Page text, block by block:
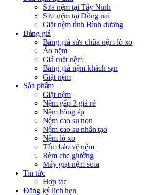
Sửa nệm tại Tây Ninh
Sửa nệm tại Đồng nai
Giặt nệm tỉnh Bình dương
Bảng giá
Bảng giá sửa chữa nệm lò xo
Áo nệm
Giá ruột nệm
Bảng giá nệm khách sạn
Giặt nệm
Sản phẩm
Giặt nệm
Nệm gấp 3 giá rẻ
Nệm bông ép
Nệm cao su non
Nệm cao su nhân tạo
Nệm lò xo
Tấm bảo vệ nệm
Rèm che giường
Máy giặt nệm sofa
Tin tức
Hợp tác
Đăng ký lịch hẹn